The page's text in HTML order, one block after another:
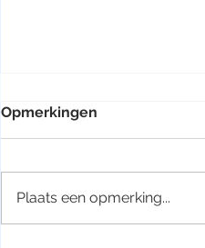
Opmerkingen
Plaats een opmerking...